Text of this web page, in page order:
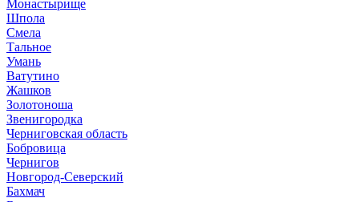
Монастырище
Шпола
Смела
Тальное
Умань
Ватутино
Жашков
Золотоноша
Звенигородка
Черниговская область
Бобровица
Чернигов
Новгород-Северский
Бахмач